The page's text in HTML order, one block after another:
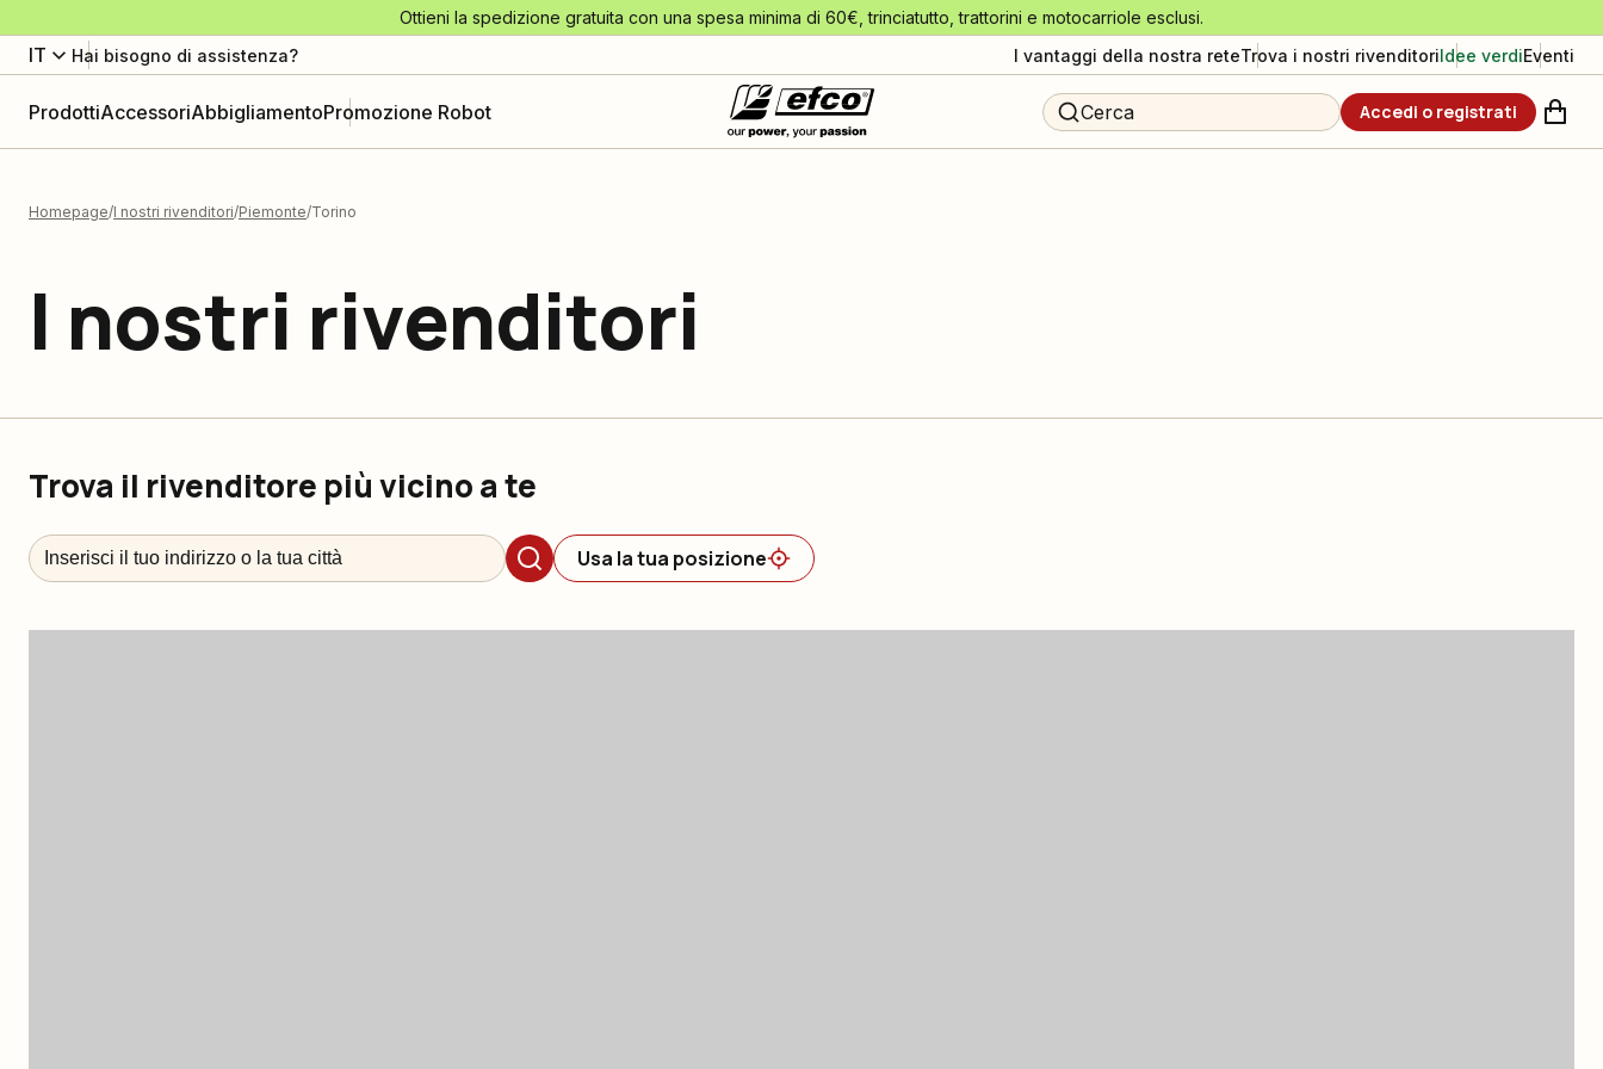
Ottieni la spedizione gratuita con una spesa minima di 60€, trinciatutto, trattorini e motocarriole esclusi.
IT Hai bisogno di assistenza? I vantaggi della nostra reteTrova i nostri rivenditoriIdee verdiEventi
ProdottiAccessoriAbbigliamentoPromozione Robot Cerca Accedi o registrati
Homepage I nostri rivenditori Piemonte Torino
I nostri rivenditori
Trova il rivenditore più vicino a te
Usa la tua posizione